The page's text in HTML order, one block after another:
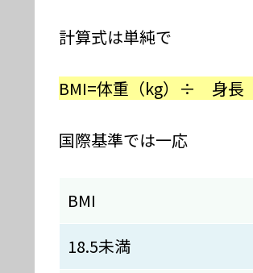
計算式は単純で
BMI=体重（kg）÷ 身長
国際基準では一応
BMI
18.5未満